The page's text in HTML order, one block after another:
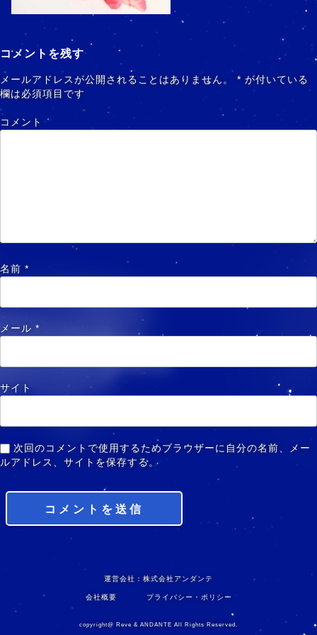
コメントを残す
メールアドレスが公開されることはありません。 * が付いている
欄は必須項目です
コメント
名前 *
メール *
サイト
次回のコメントで使用するためブラウザーに自分の名前、メー
ルアドレス、サイトを保存する。
運営会社：株式会社アンダンテ
会社概要 プライバシー・ポリシー
copyright@ Reve & ANDANTE All Rights Reserved.